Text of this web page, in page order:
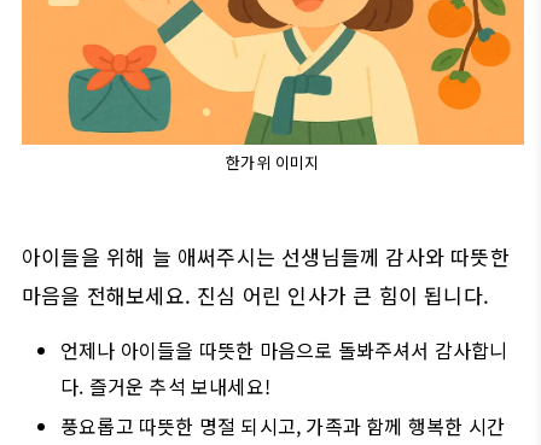
한가위 이미지
아이들을 위해 늘 애써주시는 선생님들께 감사와 따뜻한
마음을 전해보세요. 진심 어린 인사가 큰 힘이 됩니다.
언제나 아이들을 따뜻한 마음으로 돌봐주셔서 감사합니
다. 즐거운 추석 보내세요!
풍요롭고 따뜻한 명절 되시고, 가족과 함께 행복한 시간